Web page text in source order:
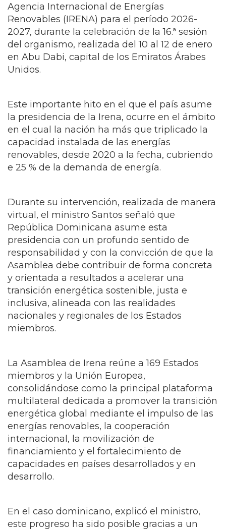
asumió la presidencia de la Asamblea de la
Agencia Internacional de Energías
Renovables (IRENA) para el período 2026-
2027, durante la celebración de la 16.ª sesión
del organismo, realizada del 10 al 12 de enero
en Abu Dabi, capital de los Emiratos Árabes
Este importante hito en el que el país asume
la presidencia de la Irena, ocurre en el ámbito
en el cual la nación ha más que triplicado la
capacidad instalada de las energías
renovables, desde 2020 a la fecha, cubriendo
Durante su intervención, realizada de manera
virtual, el ministro Santos señaló que
República Dominicana asume esta
presidencia con un profundo sentido de
responsabilidad y con la convicción de que la
Asamblea debe contribuir de forma concreta
y orientada a resultados a acelerar una
transición energética sostenible, justa e
inclusiva, alineada con las realidades
nacionales y regionales de los Estados
La Asamblea de Irena reúne a 169 Estados
miembros y la Unión Europea,
consolidándose como la principal plataforma
multilateral dedicada a promover la transición
energética global mediante el impulso de las
energías renovables, la cooperación
internacional, la movilización de
financiamiento y el fortalecimiento de
capacidades en países desarrollados y en
En el caso dominicano, explicó el ministro,